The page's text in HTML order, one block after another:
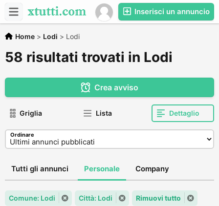
Inserisci un annuncio
Home > Lodi > Lodi
58 risultati trovati in Lodi
Crea avviso
Griglia Lista Dettaglio
Ordinare
Tutti gli annunci Personale Company
Comune: Lodi Città: Lodi Rimuovi tutto